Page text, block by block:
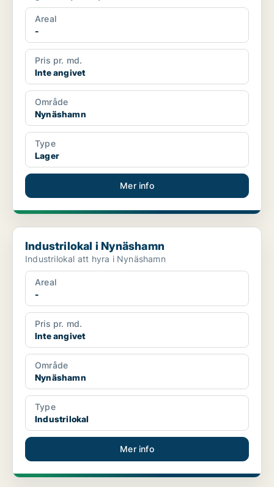
Areal
-
Pris pr. md.
Inte angivet
Område
Nynäshamn
Type
Lager
Mer info
Industrilokal i Nynäshamn
Industrilokal i Nynäshamn
Industrilokal att hyra i Nynäshamn
Areal
-
Pris pr. md.
Inte angivet
Område
Nynäshamn
Type
Industrilokal
Mer info